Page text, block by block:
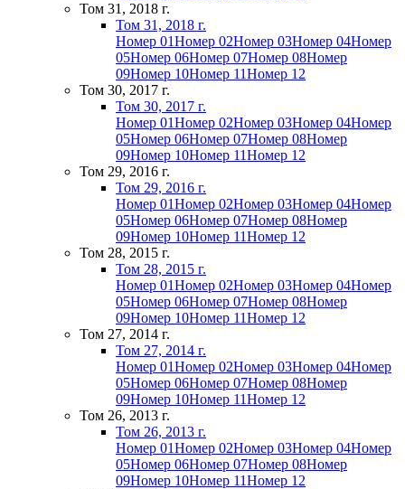
Том 31, 2018 г.
Том 31, 2018 г.
Номер 01Номер 02Номер 03Номер 04Номер
05Номер 06Номер 07Номер 08Номер
09Номер 10Номер 11Номер 12
Том 30, 2017 г.
Том 30, 2017 г.
Номер 01Номер 02Номер 03Номер 04Номер
05Номер 06Номер 07Номер 08Номер
09Номер 10Номер 11Номер 12
Том 29, 2016 г.
Том 29, 2016 г.
Номер 01Номер 02Номер 03Номер 04Номер
05Номер 06Номер 07Номер 08Номер
09Номер 10Номер 11Номер 12
Том 28, 2015 г.
Том 28, 2015 г.
Номер 01Номер 02Номер 03Номер 04Номер
05Номер 06Номер 07Номер 08Номер
09Номер 10Номер 11Номер 12
Том 27, 2014 г.
Том 27, 2014 г.
Номер 01Номер 02Номер 03Номер 04Номер
05Номер 06Номер 07Номер 08Номер
09Номер 10Номер 11Номер 12
Том 26, 2013 г.
Том 26, 2013 г.
Номер 01Номер 02Номер 03Номер 04Номер
05Номер 06Номер 07Номер 08Номер
09Номер 10Номер 11Номер 12